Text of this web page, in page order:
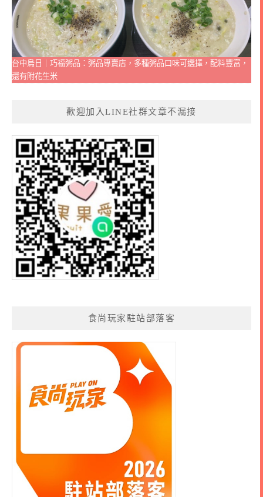
台中烏日｜巧福粥品：粥品專賣店，多種粥品口味可選擇，配料豐富，
還有附花生米
歡迎加入LINE社群文章不漏接
食尚玩家駐站部落客